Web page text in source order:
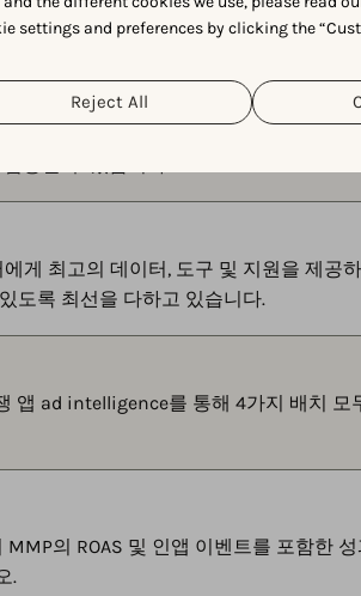
settings and preferences by clicking the
Reject All
을 대화형 AI 에이전트에게 맡기십시오.
중할 수 있습니다.
게 최고의 데이터, 도구 및 지원을 제공
도록 최선을 다하고 있습니다.
앱 ad intelligence를 통해 4가지 배치 모
의 ROAS 및 인앱 이벤트를 포함한 성
.